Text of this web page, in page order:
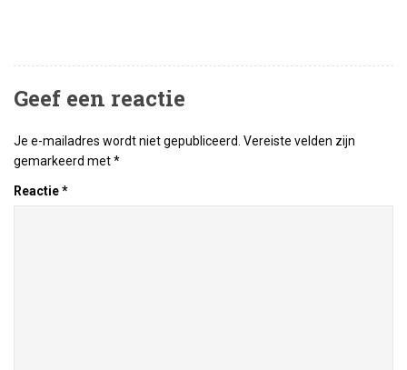
Geef een reactie
Je e-mailadres wordt niet gepubliceerd. Vereiste velden zijn
gemarkeerd met*
Reactie*